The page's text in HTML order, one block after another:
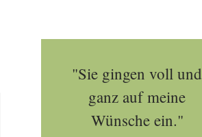
"Sie gingen voll und
ganz auf meine
Wünsche ein."